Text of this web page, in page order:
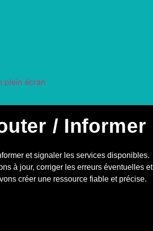
plein écran
/ Informer
et signaler les services disponibles.
à jour, corriger les erreurs éventuelles et
créer une ressource fiable et précise.